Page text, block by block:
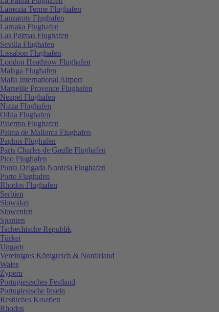
Lamezia Terme Flughafen
Lanzarote Flughafen
Larnaka Flughafen
Las Palmas Flughafen
Sevilla Flughafen
Lissabon Flughafen
London Heathrow Flughafen
Malaga Flughafen
Malta International Airport
Marseille Provence Flughafen
Neapel Flughafen
Nizza Flughafen
Olbia Flughafen
Palermo Flughafen
Palma de Mallorca Flughafen
Paphos Flughafen
Paris Charles de Gaulle Flughafen
Pico Flughafen
Ponta Delgada Nordela Flughafen
Porto Flughafen
Rhodos Flughafen
Serbien
Slowakei
Slowenien
Spanien
Tschechische Republik
Türkei
Ungarn
Vereinigtes Königreich & Nordirland
Wales
Zypern
Portugiesisches Festland
Portugiesische Inseln
Restliches Kroatien
Rhodos